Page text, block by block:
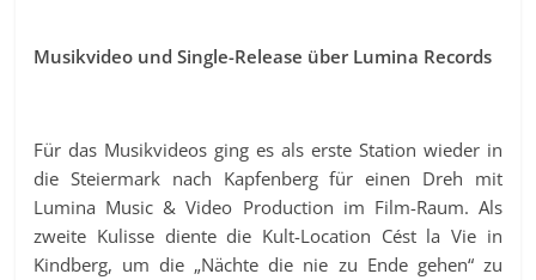
Musikvideo und Single-Release über Lumina Records
Für das Musikvideos ging es als erste Station wieder in
die Steiermark nach Kapfenberg für einen Dreh mit
Lumina Music & Video Production im Film-Raum. Als
zweite Kulisse diente die Kult-Location Cést la Vie in
Kindberg, um die „Nächte die nie zu Ende gehen“ zu